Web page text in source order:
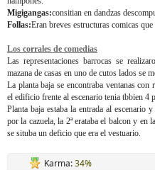
Migigangas:consitian en dandzas
Follas:Eran breves estructuras comicas
Los corrales de comedias
Las representaciones barrocas se
mazana de casas en uno de cutos lados se
La planta baja se encontraba ventanas
el edificio frente al escenario tenia tbbien 4
Planta baja estaba la entrada al escenario
por la cazuela, la 2ª erataba el balcon y en
se situba un deficio que era el vestuario.
Karma:34%